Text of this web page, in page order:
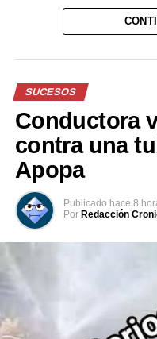
Durante el acto
Banda Presidencial al
del Presidente del
marcando oficialmente
constitucional. Acto
Manuel Restrepo como
Hasta el momento, el
sobre el estado de
circunstancias
Reproductor
de
vídeo
Facebook
SUCESOS
Conductora
contra una
Apopa
Publicado hace 8
Por Redacción